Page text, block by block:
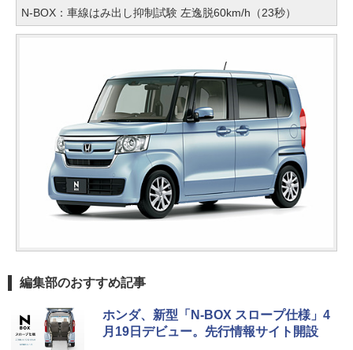
N-BOX：車線はみ出し抑制試験 左逸脱60km/h（23秒）
編集部のおすすめ記事
ホンダ、新型「N-BOX スロープ仕様」4
月19日デビュー。先行情報サイト開設